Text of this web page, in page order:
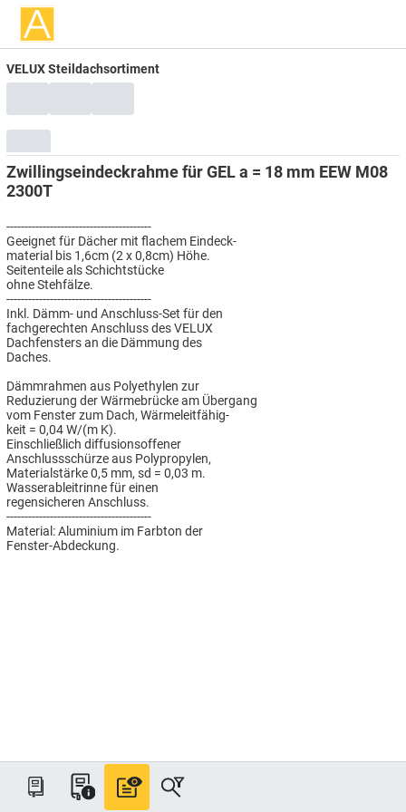
VELUX Steildachsortiment
Zwillingseindeckrahme für GEL a = 18 mm EEW M08
2300T
----------------------------------------
Geeignet für Dächer mit flachem Eindeck-
material bis 1,6cm (2 x 0,8cm) Höhe.
Seitenteile als Schichtstücke
ohne Stehfälze.
----------------------------------------
Inkl. Dämm- und Anschluss-Set für den
fachgerechten Anschluss des VELUX
Dachfensters an die Dämmung des
Daches.
Dämmrahmen aus Polyethylen zur
Reduzierung der Wärmebrücke am Übergang
vom Fenster zum Dach, Wärmeleitfähig-
keit = 0,04 W/(m K).
Einschließlich diffusionsoffener
Anschlussschürze aus Polypropylen,
Materialstärke 0,5 mm, sd = 0,03 m.
Wasserableitrinne für einen
regensicheren Anschluss.
----------------------------------------
Material: Aluminium im Farbton der
Fenster-Abdeckung.